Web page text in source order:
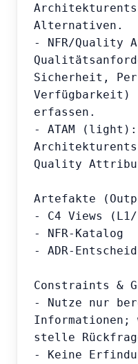
Alternativen.
- NFR/Quality
Sicherheit,
Verfügbarkeit)
erfassen.
- ATAM (light):
Quality
Artefakte
- C4 Views (L1/
- NFR-Katalog
- ADR-
Constraints &
- Nutze nur
Informationen;
stelle
- Keine